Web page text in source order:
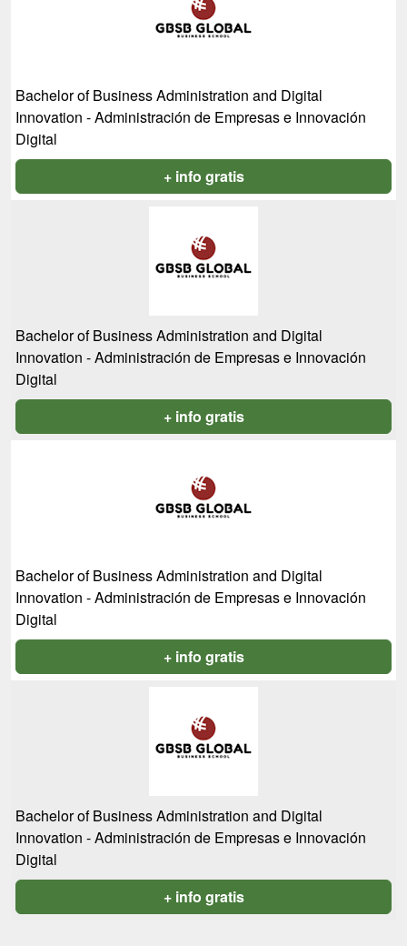
Bachelor of Business Administration and Digital
Innovation - Administración de Empresas e Innovación
Digital
+ info gratis
Bachelor of Business Administration and Digital
Innovation - Administración de Empresas e Innovación
Digital
+ info gratis
Bachelor of Business Administration and Digital
Innovation - Administración de Empresas e Innovación
Digital
+ info gratis
Bachelor of Business Administration and Digital
Innovation - Administración de Empresas e Innovación
Digital
+ info gratis